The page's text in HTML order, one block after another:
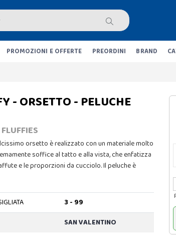
PROMOZIONI E OFFERTE PREORDINI BRAND
- ORSETTO - PELUCHE
FLUFFIES
orsetto è realizzato con un materiale molto
soffice al tatto e alla vista, che enfatizza
e le proporzioni da cucciolo. Il peluche è
3 - 99
SAN VALENTINO